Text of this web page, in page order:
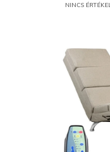
NINCS